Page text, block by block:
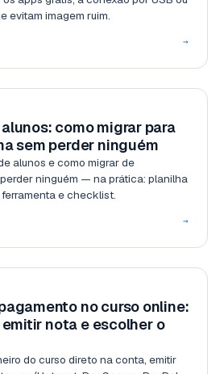
evitam imagem ruim.
→
como migrar para
sem perder ninguém
alunos e como migrar de
ninguém — na prática: planilha
e checklist.
→
no curso online:
nota e escolher o
do curso direto na conta, emitir